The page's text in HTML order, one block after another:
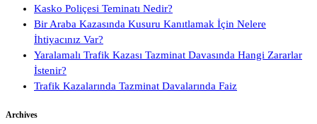
Kasko Poliçesi Teminatı Nedir?
Bir Araba Kazasında Kusuru Kanıtlamak İçin Nelere
İhtiyacınız Var?
Yaralamalı Trafik Kazası Tazminat Davasında Hangi Zararlar
İstenir?
Trafik Kazalarında Tazminat Davalarında Faiz
Archives